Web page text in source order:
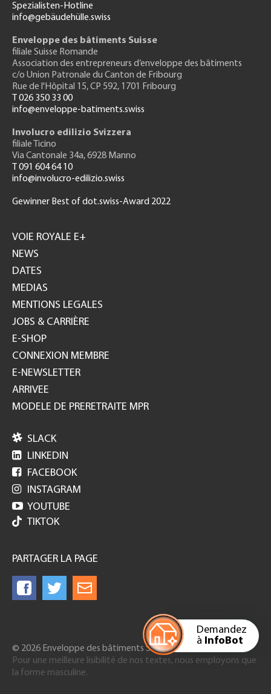
Demandez
à InfoBot
Spezialisten-Hotline
info@gebäudehülle.swiss
Enveloppe des bâtiments Suisse
filiale Suisse Romande
Association des entrepreneurs d’enveloppe des bâtiments
c/o Union Patronale du Canton de Fribourg
Rue de l'Hôpital 15, CP 592, 1701 Fribourg
T 026 350 33 00
info@enveloppe-batiments.swiss
Involucro edilizio Svizzera
filiale Ticino
Via Cantonale 34a, 6928 Manno
T 091 604 64 10
info@involucro-edilizio.swiss
Gewinner Best of dot.swiss-Award 2022
GH
VOIE ROYALE E+
NEWS
DATES
MEDIAS
MENTIONS LEGALES
JOBS & CARRIÈRE
E-SHOP
CONNEXION MEMBRE
E-NEWSLETTER
ARRIVEE
MODELE DE PRERETRAITE MPR
 SLACK
 LINKEDIN
 FACEBOOK
 INSTAGRAM
 YOUTUBE
TIKTOK
PARTAGER LA PAGE
© 2026 Enveloppe des bâtiments Suisse
Pour une meilleure lisibilité de nos textes, nous employons que
la forme masculine.